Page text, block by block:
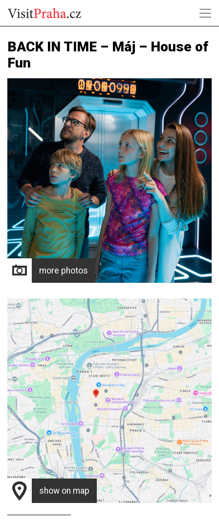
BACK IN TIME – Máj – House of
Fun
more photos
show on map